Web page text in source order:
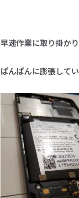
早速作業に取り掛か
ぱんぱんに膨張して